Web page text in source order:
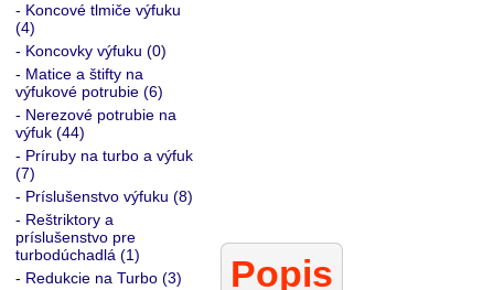
- Koncové tlmiče výfuku
(4)
- Koncovky výfuku (0)
- Matice a štifty na
výfukové potrubie (6)
- Nerezové potrubie na
výfuk (44)
- Príruby na turbo a výfuk
(7)
- Príslušenstvo výfuku (8)
- Reštriktory a
príslušenstvo pre
turbodúchadlá (1)
- Redukcie na Turbo (3)
Popis